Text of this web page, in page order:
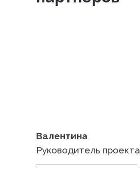
Валентина
Руководитель проекта